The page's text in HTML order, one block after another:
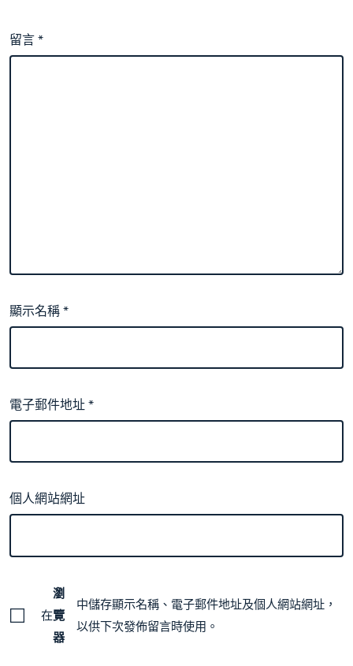
留言*
顯示名稱*
電子郵件地址*
個人網站網址
在
瀏
覽
器
中儲存顯示名稱、電子郵件地址及個人網站網址，
以供下次發佈留言時使用。